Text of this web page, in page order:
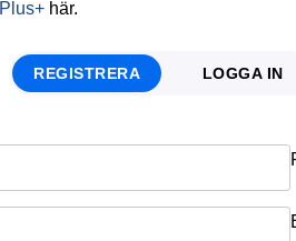
Plus+ här.
REGISTRERA LOGGA IN